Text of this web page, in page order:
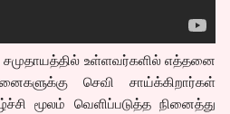
உள்ளவர்களில் எத்தனை
செவி சாய்க்கிறார்கள்
மூலம் வெளிப்படுத்த நினைத்து